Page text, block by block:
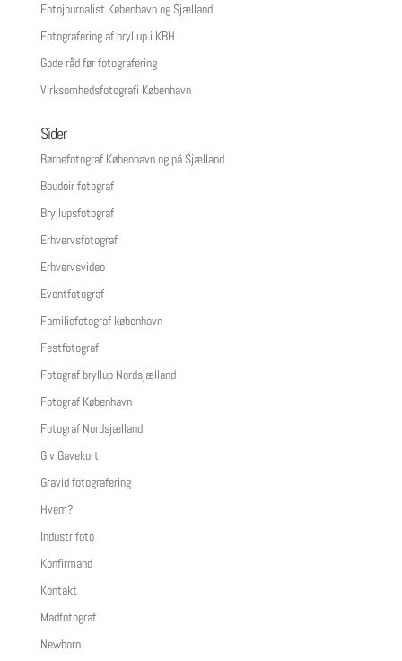
Fotojournalist København og Sjælland
Fotografering af bryllup i KBH
Gode råd før fotografering
Virksomhedsfotografi København
Sider
Børnefotograf København og på Sjælland
Boudoir fotograf
Bryllupsfotograf
Erhvervsfotograf
Erhvervsvideo
Eventfotograf
Familiefotograf københavn
Festfotograf
Fotograf bryllup Nordsjælland
Fotograf København
Fotograf Nordsjælland
Giv Gavekort
Gravid fotografering
Hvem?
Industrifoto
Konfirmand
Kontakt
Madfotograf
Newborn